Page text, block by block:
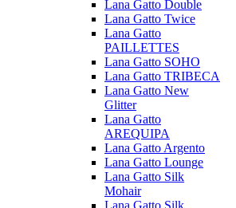
Lana Gatto Double
Lana Gatto Twice
Lana Gatto
PAILLETTES
Lana Gatto SOHO
Lana Gatto TRIBECA
Lana Gatto New
Glitter
Lana Gatto
AREQUIPA
Lana Gatto Argento
Lana Gatto Lounge
Lana Gatto Silk
Mohair
Lana Gatto Silk